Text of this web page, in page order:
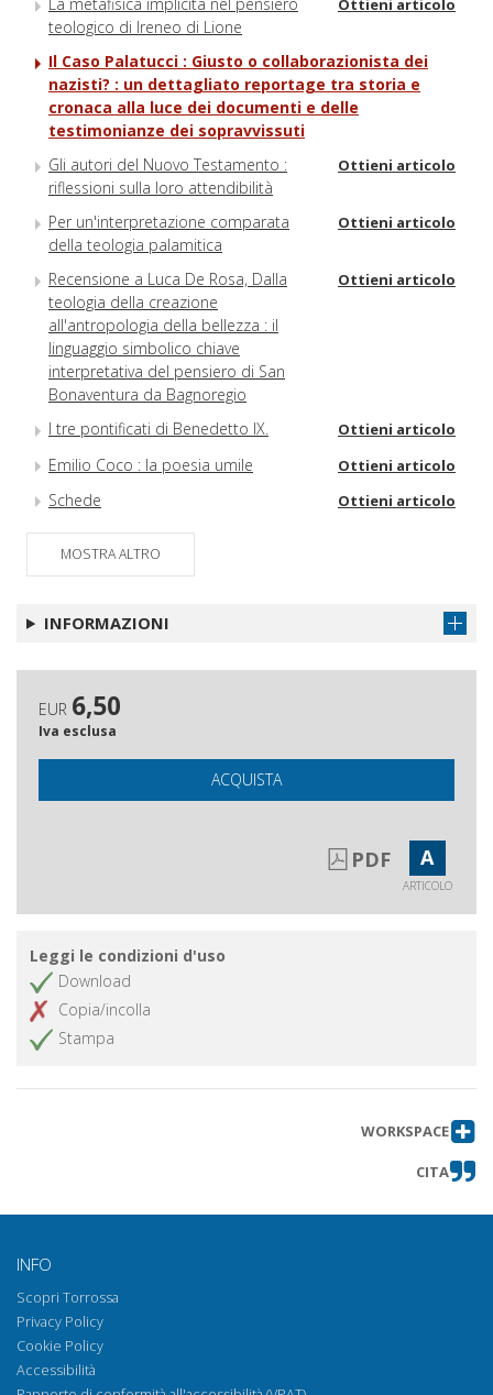
La metafisica implicita nel pensiero
teologico di Ireneo di Lione
Ottieni articolo
Il Caso Palatucci : Giusto o collaborazionista dei
nazisti? : un dettagliato reportage tra storia e
cronaca alla luce dei documenti e delle
testimonianze dei sopravvissuti
Gli autori del Nuovo Testamento :
riflessioni sulla loro attendibilità
Ottieni articolo
Per un'interpretazione comparata
della teologia palamitica
Ottieni articolo
Recensione a Luca De Rosa, Dalla
teologia della creazione
all'antropologia della bellezza : il
linguaggio simbolico chiave
interpretativa del pensiero di San
Bonaventura da Bagnoregio
Ottieni articolo
I tre pontificati di Benedetto IX. Ottieni articolo
Emilio Coco : la poesia umile Ottieni articolo
Schede Ottieni articolo
MOSTRA ALTRO
INFORMAZIONI
EUR 6,50
Iva esclusa
ACQUISTA
PDF A
ARTICOLO
Leggi le condizioni d'uso
Download
Copia/incolla
Stampa
WORKSPACE
CITA
INFO
Scopri Torrossa
Privacy Policy
Cookie Policy
Accessibilità